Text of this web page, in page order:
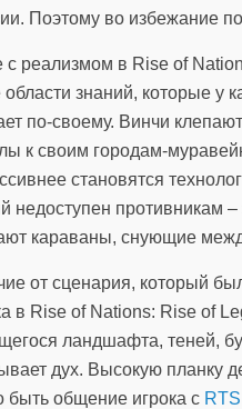
Поэтому во избежание
с реализмом в Rise of
области знаний, которые у
по-своему. Винчи
к своим городам-
становятся
недоступен противникам
караваны, снующие
от сценария, который
в Rise of Nations: Rise of
ландшафта, теней,
дух. Высокую планку
быть общение игрока с RTS